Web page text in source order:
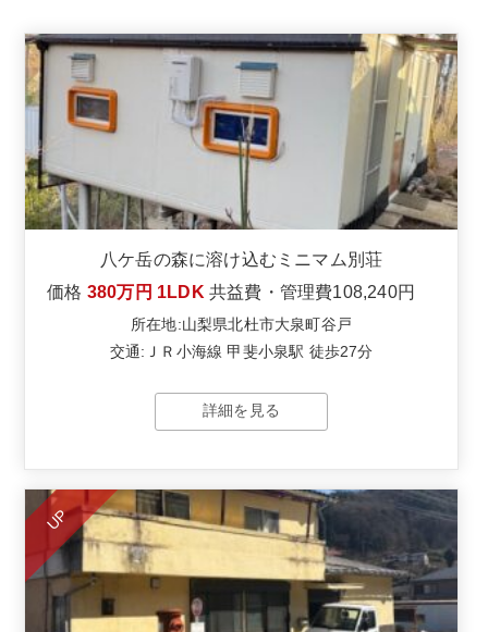
八ケ岳の森に溶け込むミニマム別荘
価格 380万円 1LDK 共益費・管理費108,240円
所在地:山梨県北杜市大泉町谷戸
交通:ＪＲ小海線 甲斐小泉駅 徒歩27分
詳細を見る
UP